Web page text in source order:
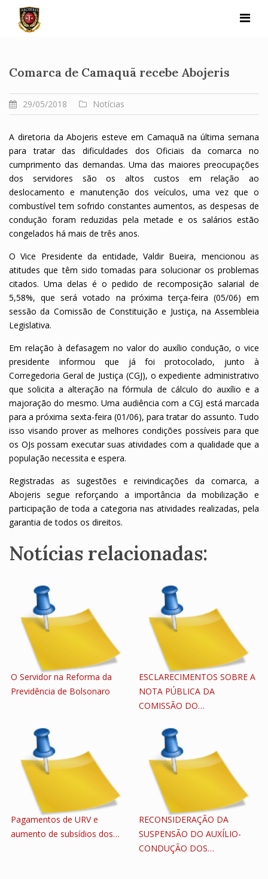
content
Comarca de Camaquã recebe Abojeris
29/05/2018 Notícias
A diretoria da Abojeris esteve em Camaquã na última semana
para tratar das dificuldades dos Oficiais da comarca no
cumprimento das demandas. Uma das maiores preocupações
dos servidores são os altos custos em relação ao
deslocamento e manutenção dos veículos, uma vez que o
combustível tem sofrido constantes aumentos, as despesas de
condução foram reduzidas pela metade e os salários estão
congelados há mais de três anos.
O Vice Presidente da entidade, Valdir Bueira, mencionou as
atitudes que têm sido tomadas para solucionar os problemas
citados. Uma delas é o pedido de recomposição salarial de
5,58%, que será votado na próxima terça-feira (05/06) em
sessão da Comissão de Constituição e Justiça, na Assembleia
Legislativa.
Em relação à defasagem no valor do auxílio condução, o vice
presidente informou que já foi protocolado, junto à
Corregedoria Geral de Justiça (CGJ), o expediente administrativo
que solicita a alteração na fórmula de cálculo do auxílio e a
majoração do mesmo. Uma audiência com a CGJ está marcada
para a próxima sexta-feira (01/06), para tratar do assunto. Tudo
isso visando prover as melhores condições possíveis para que
os OJs possam executar suas atividades com a qualidade que a
população necessita e espera.
Registradas as sugestões e reivindicações da comarca, a
Abojeris segue reforçando a importância da mobilização e
participação de toda a categoria nas atividades realizadas, pela
garantia de todos os direitos.
Notícias relacionadas:
O Servidor na Reforma da
Previdência de Bolsonaro
ESCLARECIMENTOS SOBRE A
NOTA PÚBLICA DA
COMISSÃO DO…
Pagamentos de URV e
aumento de subsídios dos…
RECONSIDERAÇÃO DA
SUSPENSÃO DO AUXÍLIO-
CONDUÇÃO DOS…